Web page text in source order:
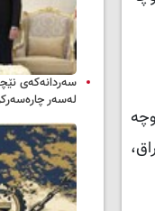
سه‌ردانه‌کەی
له‌سه‌ر